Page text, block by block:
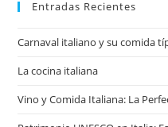
webEntradas Recientes
Carnaval italiano y su comida
La cocina italiana
Vino y Comida Italiana: La